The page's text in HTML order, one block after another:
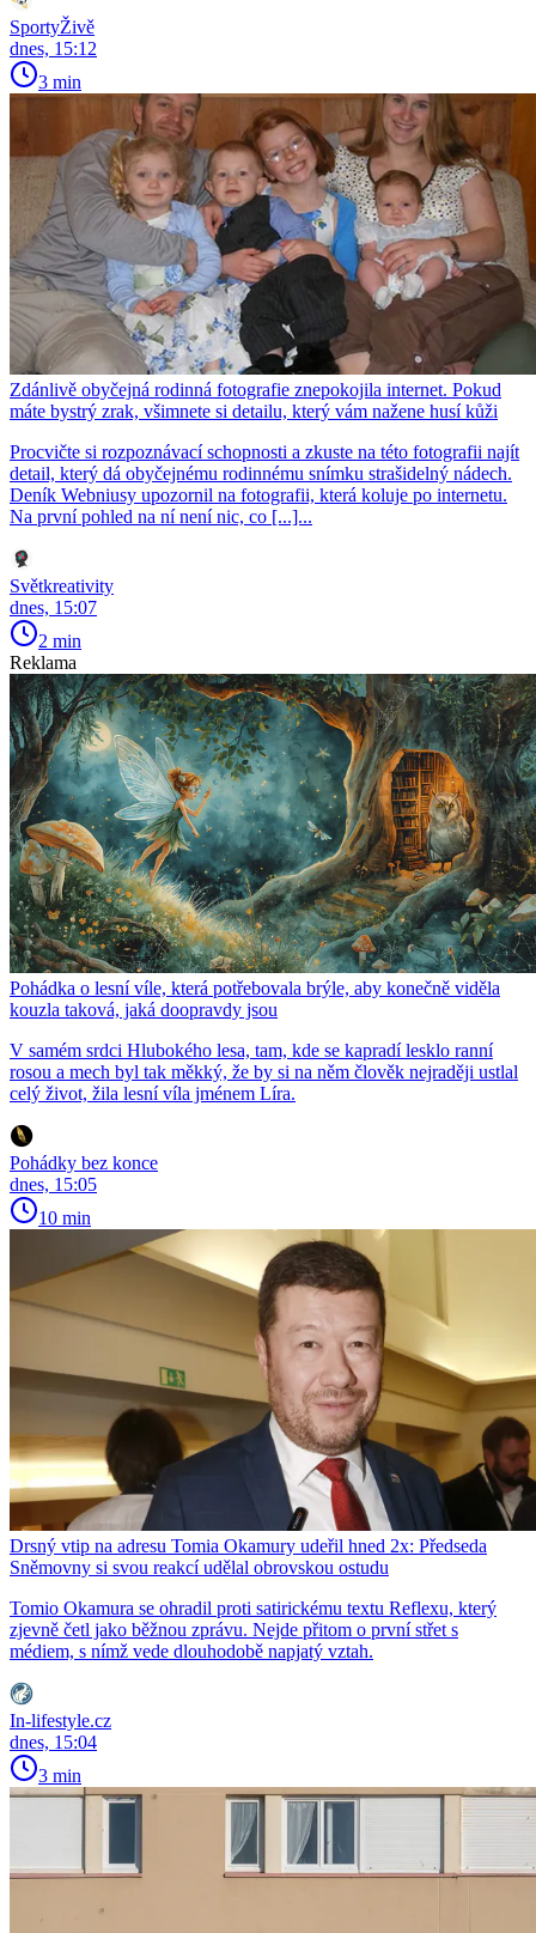
SportyŽivě
dnes, 15:12
3 min
Zdánlivě obyčejná rodinná fotografie znepokojila internet. Pokud
máte bystrý zrak, všimnete si detailu, který vám nažene husí kůži
Procvičte si rozpoznávací schopnosti a zkuste na této fotografii najít
detail, který dá obyčejnému rodinnému snímku strašidelný nádech.
Deník Webniusy upozornil na fotografii, která koluje po internetu.
Na první pohled na ní není nic, co [...]...
Světkreativity
dnes, 15:07
2 min
Reklama
Pohádka o lesní víle, která potřebovala brýle, aby konečně viděla
kouzla taková, jaká doopravdy jsou
V samém srdci Hlubokého lesa, tam, kde se kapradí lesklo ranní
rosou a mech byl tak měkký, že by si na něm člověk nejraději ustlal
celý život, žila lesní víla jménem Líra.
Pohádky bez konce
dnes, 15:05
10 min
Drsný vtip na adresu Tomia Okamury udeřil hned 2x: Předseda
Sněmovny si svou reakcí udělal obrovskou ostudu
Tomio Okamura se ohradil proti satirickému textu Reflexu, který
zjevně četl jako běžnou zprávu. Nejde přitom o první střet s
médiem, s nímž vede dlouhodobě napjatý vztah.
In-lifestyle.cz
dnes, 15:04
3 min